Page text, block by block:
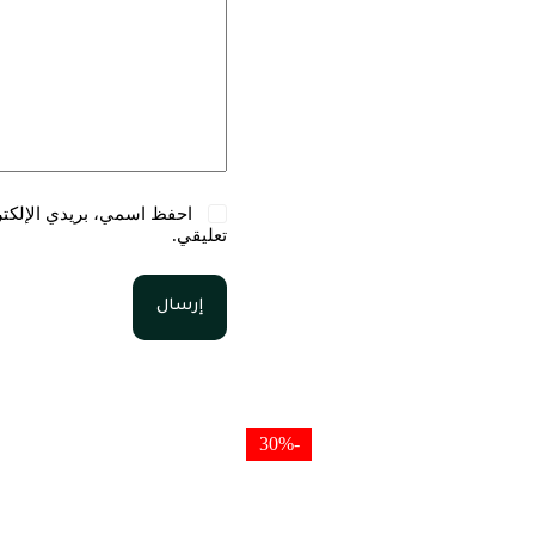
احفظ اسمي، بريدي
تعليقي.
إرسال
-30%